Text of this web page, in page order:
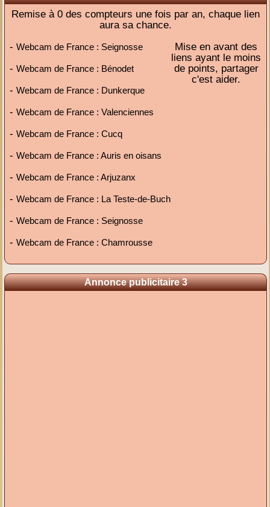
Remise à 0 des compteurs une fois par an, chaque lien
aura sa chance.
-Webcam de France : Seignosse
-Webcam de France : Bénodet
-Webcam de France : Dunkerque
-Webcam de France : Valenciennes
-Webcam de France : Cucq
-Webcam de France : Auris en oisans
-Webcam de France : Arjuzanx
-Webcam de France : La Teste-de-Buch
-Webcam de France : Seignosse
-Webcam de France : Chamrousse
Mise en avant des
liens ayant le moins
de points, partager
c'est aider.
Annonce publicitaire 3